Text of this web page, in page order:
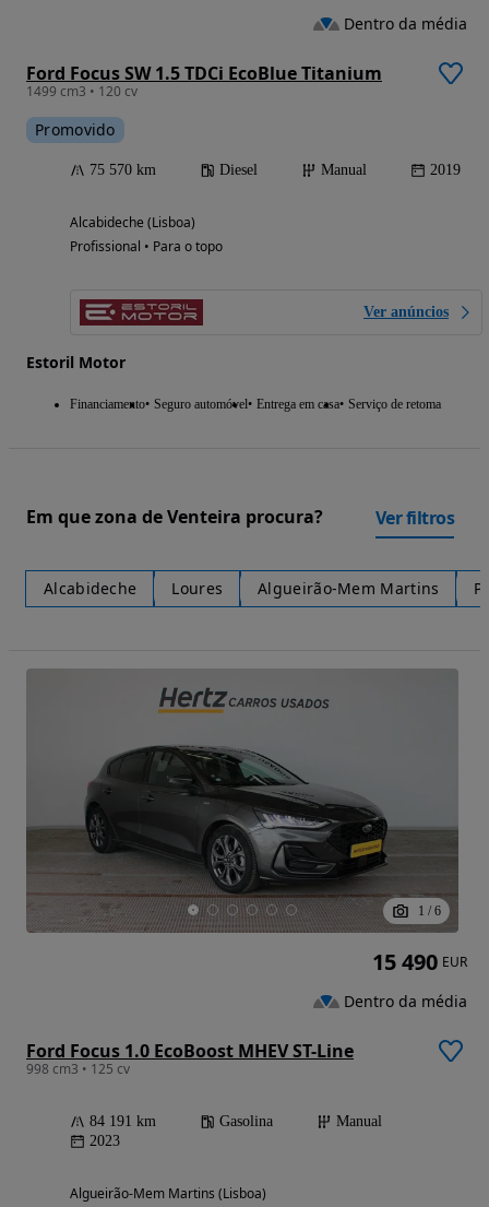
Ford Focus SW 1.5 TDCi EcoBlue Titanium
1499 cm3 • 120 cv
Promovido
75 570 km Diesel Manual 2019
Alcabideche (Lisboa)
Profissional • Para o topo
Ver anúncios
Estoril Motor
Financiamento Seguro automóvel Entrega em casa Serviço de retoma
Dentro da média
Em que zona de Venteira procura? Ver filtros
Alcabideche Loures Algueirão-Mem Martins
1 / 6
Ford Focus 1.0 EcoBoost MHEV ST-Line
998 cm3 • 125 cv
84 191 km Gasolina
Manual
2023
Algueirão-Mem Martins (Lisboa)
15 490 EUR
Dentro da média